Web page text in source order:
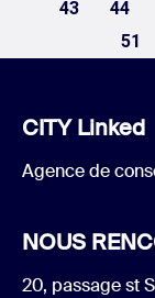
43
44
51
CITY Linked
Agence de
NOUS
20, passage st